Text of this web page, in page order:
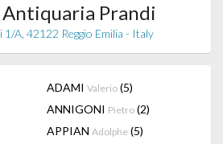
Prandi
A, 42122 Reggio Emilia - Italy
ADAMI Valerio (5)
ANNIGONI Pietro (2)
APPIAN Adolphe (5)